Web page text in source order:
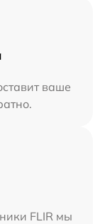
ваше
FLIR мы